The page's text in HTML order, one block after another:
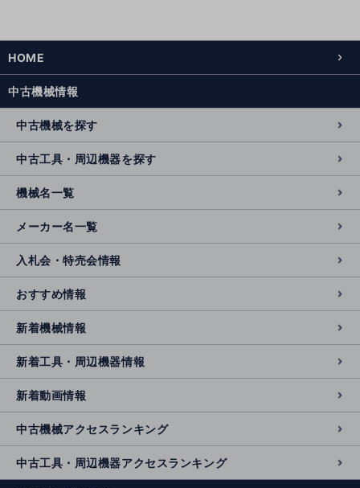
絞り込む クリア
HOME
中古機械情報
中古機械を探す
中古工具・周辺機器を探す
機械名一覧
メーカー名一覧
入札会・特売会情報
おすすめ情報
新着機械情報
新着工具・周辺機器情報
新着動画情報
中古機械アクセスランキング
中古工具・周辺機器アクセスランキング